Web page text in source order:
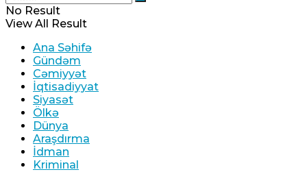
No Result
View All Result
Ana Səhifə
Gündəm
Cəmiyyət
İqtisadiyyat
Siyasət
Ölkə
Dünya
Araşdırma
İdman
Kriminal